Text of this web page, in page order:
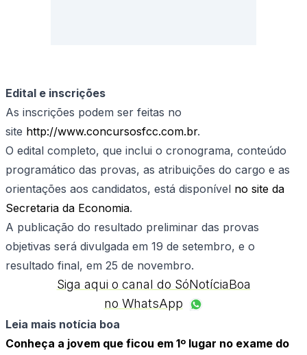
Edital e inscrições
As inscrições podem ser feitas no
site http://www.concursosfcc.com.br.
O edital completo, que inclui o cronograma, conteúdo
programático das provas, as atribuições do cargo e as
orientações aos candidatos, está disponível no site da
Secretaria da Economia.
A publicação do resultado preliminar das provas
objetivas será divulgada em 19 de setembro, e o
resultado final, em 25 de novembro.
Siga aqui o canal do SóNotíciaBoa
no WhatsApp
Leia mais notícia boa
Conheça a jovem que ficou em 1º lugar no exame do